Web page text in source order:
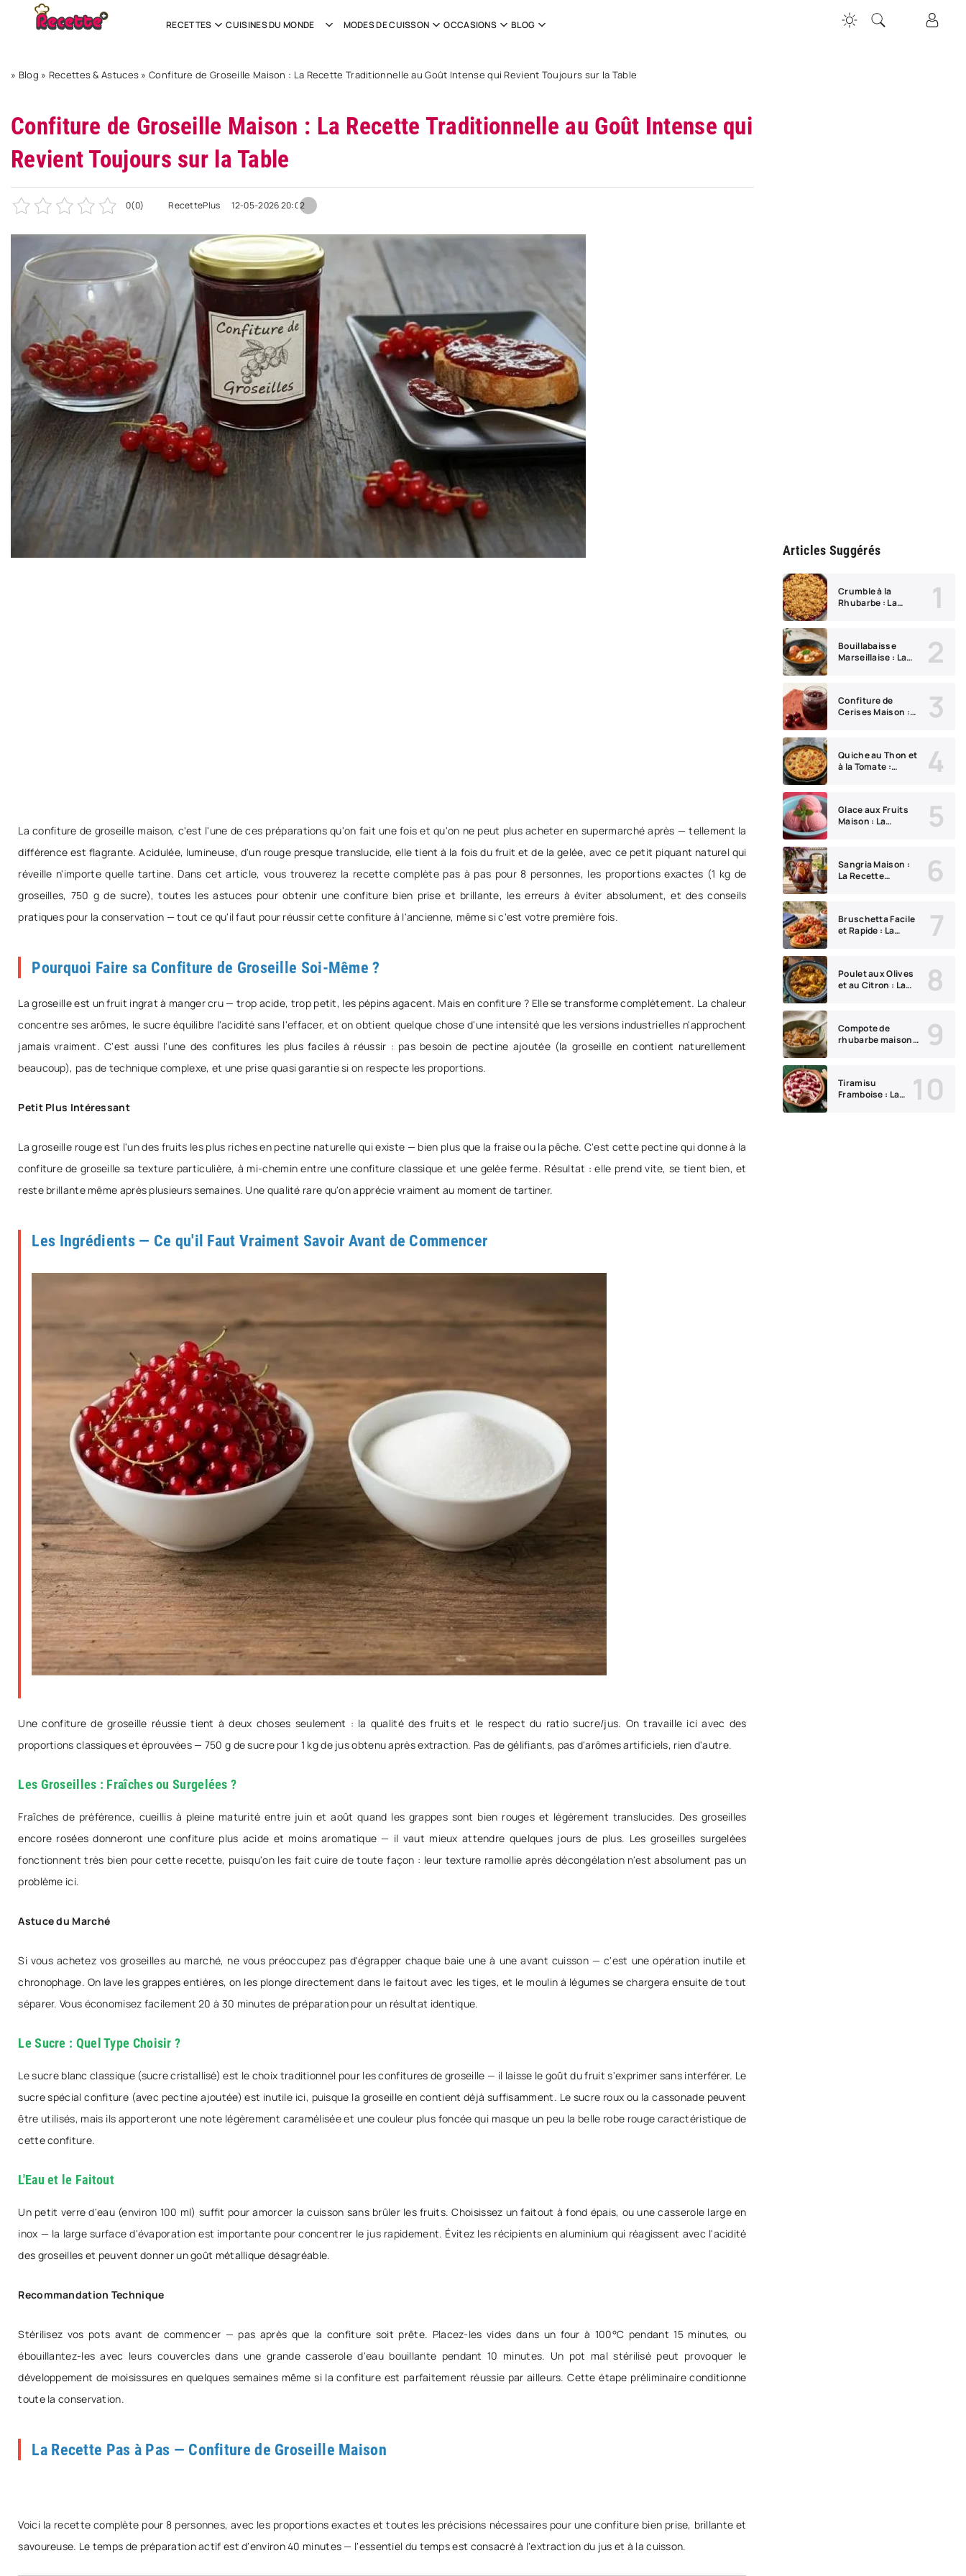
RECETTES CUISINES DU MONDE MODES DE CUISSON OCCASIONS BLOG
» Blog » Recettes & Astuces »Confiture de Groseille Maison : La Recette Traditionnelle au Goût Intense qui Revient Toujours sur la Table
Confiture de Groseille Maison : La Recette Traditionnelle au Goût Intense qui
Revient Toujours sur la Table
0(0) RecettePlus 12-05-2026 20:02
La confiture de groseille maison, c'est l'une de ces préparations qu'on fait une fois et qu'on ne peut plus acheter en supermarché après — tellement la
différence est flagrante. Acidulée, lumineuse, d'un rouge presque translucide, elle tient à la fois du fruit et de la gelée, avec ce petit piquant naturel qui
réveille n'importe quelle tartine. Dans cet article, vous trouverez la recette complète pas à pas pour 8 personnes, les proportions exactes (1 kg de
groseilles, 750 g de sucre), toutes les astuces pour obtenir une confiture bien prise et brillante, les erreurs à éviter absolument, et des conseils
pratiques pour la conservation — tout ce qu'il faut pour réussir cette confiture à l'ancienne, même si c'est votre première fois.
Pourquoi Faire sa Confiture de Groseille Soi-Même ?
La groseille est un fruit ingrat à manger cru — trop acide, trop petit, les pépins agacent. Mais en confiture ? Elle se transforme complètement. La chaleur
concentre ses arômes, le sucre équilibre l'acidité sans l'effacer, et on obtient quelque chose d'une intensité que les versions industrielles n'approchent
jamais vraiment. C'est aussi l'une des confitures les plus faciles à réussir : pas besoin de pectine ajoutée (la groseille en contient naturellement
beaucoup), pas de technique complexe, et une prise quasi garantie si on respecte les proportions.
Petit Plus Intéressant
La groseille rouge est l'un des fruits les plus riches en pectine naturelle qui existe — bien plus que la fraise ou la pêche. C'est cette pectine qui donne à la
confiture de groseille sa texture particulière, à mi-chemin entre une confiture classique et une gelée ferme. Résultat : elle prend vite, se tient bien, et
reste brillante même après plusieurs semaines. Une qualité rare qu'on apprécie vraiment au moment de tartiner.
Les Ingrédients — Ce qu'il Faut Vraiment Savoir Avant de Commencer
Une confiture de groseille réussie tient à deux choses seulement : la qualité des fruits et le respect du ratio sucre/jus. On travaille ici avec des
proportions classiques et éprouvées — 750 g de sucre pour 1 kg de jus obtenu après extraction. Pas de gélifiants, pas d'arômes artificiels, rien d'autre.
Les Groseilles : Fraîches ou Surgelées ?
Fraîches de préférence, cueillis à pleine maturité entre juin et août quand les grappes sont bien rouges et légèrement translucides. Des groseilles
encore rosées donneront une confiture plus acide et moins aromatique — il vaut mieux attendre quelques jours de plus. Les groseilles surgelées
fonctionnent très bien pour cette recette, puisqu'on les fait cuire de toute façon : leur texture ramollie après décongélation n'est absolument pas un
problème ici.
Astuce du Marché
Si vous achetez vos groseilles au marché, ne vous préoccupez pas d'égrapper chaque baie une à une avant cuisson — c'est une opération inutile et
chronophage. On lave les grappes entières, on les plonge directement dans le faitout avec les tiges, et le moulin à légumes se chargera ensuite de tout
séparer. Vous économisez facilement 20 à 30 minutes de préparation pour un résultat identique.
Le Sucre : Quel Type Choisir ?
Le sucre blanc classique (sucre cristallisé) est le choix traditionnel pour les confitures de groseille — il laisse le goût du fruit s'exprimer sans interférer. Le
sucre spécial confiture (avec pectine ajoutée) est inutile ici, puisque la groseille en contient déjà suffisamment. Le sucre roux ou la cassonade peuvent
être utilisés, mais ils apporteront une note légèrement caramélisée et une couleur plus foncée qui masque un peu la belle robe rouge caractéristique de
cette confiture.
L'Eau et le Faitout
Un petit verre d'eau (environ 100 ml) suffit pour amorcer la cuisson sans brûler les fruits. Choisissez un faitout à fond épais, ou une casserole large en
inox — la large surface d'évaporation est importante pour concentrer le jus rapidement. Évitez les récipients en aluminium qui réagissent avec l'acidité
des groseilles et peuvent donner un goût métallique désagréable.
Recommandation Technique
Stérilisez vos pots avant de commencer — pas après que la confiture soit prête. Placez-les vides dans un four à 100°C pendant 15 minutes, ou
ébouillantez-les avec leurs couvercles dans une grande casserole d'eau bouillante pendant 10 minutes. Un pot mal stérilisé peut provoquer le
développement de moisissures en quelques semaines même si la confiture est parfaitement réussie par ailleurs. Cette étape préliminaire conditionne
toute la conservation.
La Recette Pas à Pas — Confiture de Groseille Maison
Voici la recette complète pour 8 personnes, avec les proportions exactes et toutes les précisions nécessaires pour une confiture bien prise, brillante et
savoureuse. Le temps de préparation actif est d'environ 40 minutes — l'essentiel du temps est consacré à l'extraction du jus et à la cuisson.
Articles Suggérés
Crumble à la
Rhubarbe : La
Papilles
Bouillabaisse
Marseillaise : La
Confiture de
Cerises Maison :
Quiche au Thon et
à la Tomate :
Glace aux Fruits
Maison : La
Sangria Maison :
La Recette
Bruschetta Facile
et Rapide : La
Occasions
Poulet aux Olives
et au Citron : La
Simple Repas en
Festin
Compote de
rhubarbe maison
Tiramisu
Framboise : La